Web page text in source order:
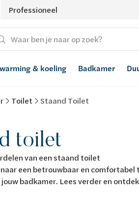
Professioneel
& koeling Badkamer
met richtprijs
energie
Toilet Staand Toilet
toilet
van een staand toilet
naar een betrouwbaar en
badkamer. Lees verder en